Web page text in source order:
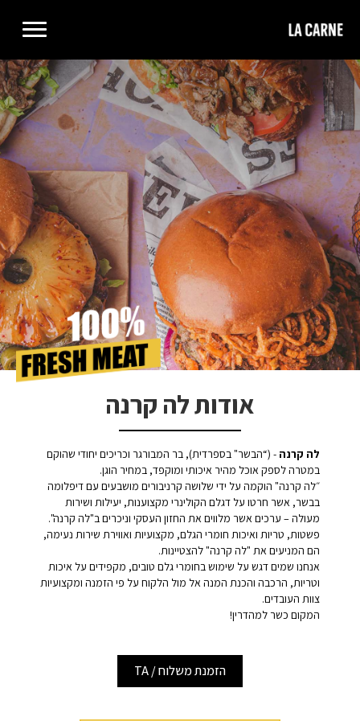
אודות לה קרנה
לה קרנה - (“הבשר" בספרדית), בר המבורגר וכריכים יחודי שהוקם
במטרה לספק אוכל מהיר איכותי ומוקפד, במחיר הוגן.
״לה קרנה" הוקמה על ידי שלושה קרניבורים מושבעים עם דיפלומה
בבשר, אשר חרטו על דגלם הקולינרי מקצוענות, יעילות ושירות
מעולה – ערכים אשר מלווים את החזון העסקי וניכרים ב"לה קרנה".
פשטות, טריות ואיכות חומרי הגלם, מקצועיות ואווירת שירות נעימה,
הם המניעים את "לה קרנה" להצטיינות.
אנחנו שמים דגש על שימוש בחומרי גלם טובים, מקפידים על איכות
וטריות, הרכבה והכנת המנה אל מול הלקוח על פי הזמנה ומקצועיות
צוות העובדים.
המקום כשר למהדרין!
הזמנת משלוח / TA